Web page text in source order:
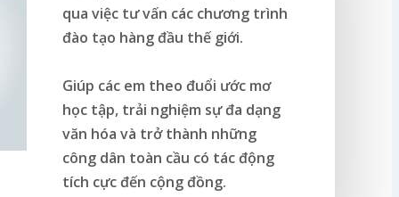
qua việc tư vấn các chương trình
đào tạo hàng đầu thế giới.
Giúp các em theo đuổi ước mơ
học tập, trải nghiệm sự đa dạng
văn hóa và trở thành những
công dân toàn cầu có tác động
tích cực đến cộng đồng.